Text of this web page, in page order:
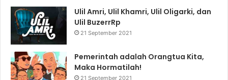
Ulil Amri, Ulil Khamri, Ulil Oligarki, dan
Ulil BuzerrRp
21 September 2021
Pemerintah adalah Orangtua Kita,
Maka Hormatilah!
21 September 2021